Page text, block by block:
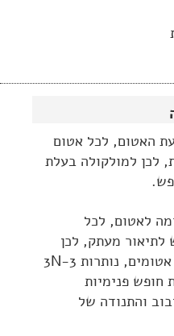
האטום, לכל אטום
לכן למולקולה בעלת
לאטום, לכל
לתיאור מעתק, לכן
עבור מולקולה המורכבת N אטומים, נותרות 3N-3
חופש פנימיות
והתנודה של